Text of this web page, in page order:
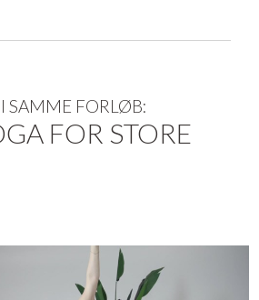
SAMME FORLØB:
FOR STORE